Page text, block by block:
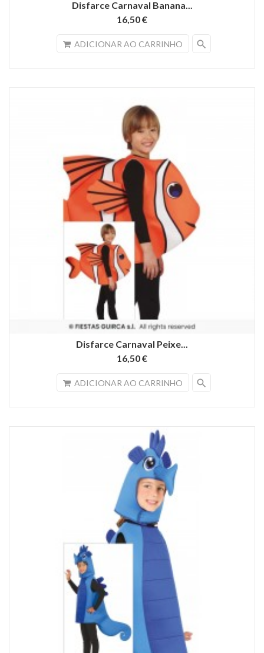
Disfarce Carnaval Banana...
16,50 €
ADICIONAR AO CARRINHO search
Disfarce Carnaval Peixe...
16,50 €
ADICIONAR AO CARRINHO search